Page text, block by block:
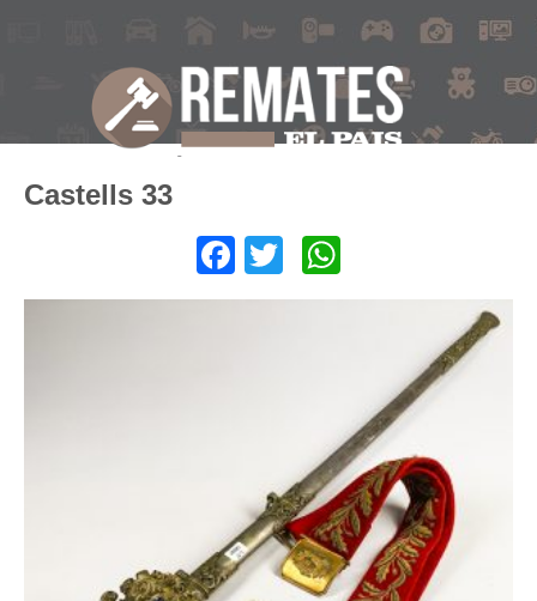
Castells 33
Facebook
Twitter